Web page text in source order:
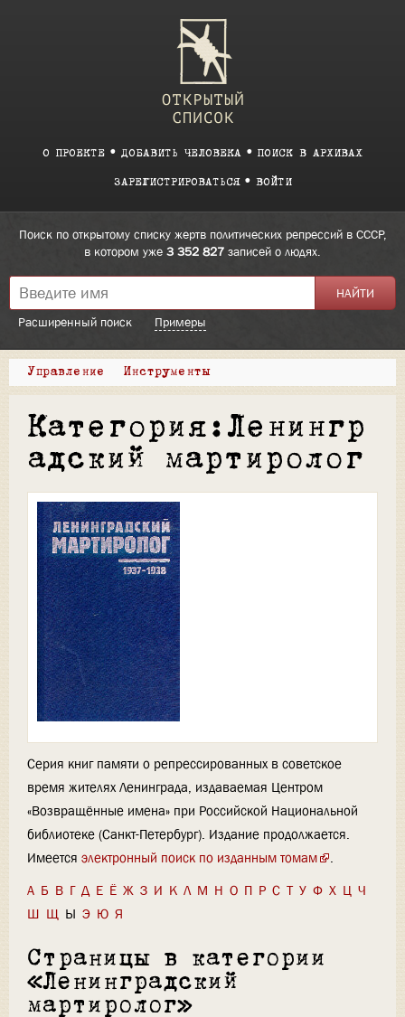
О ПРОЕКТЕ ДОБАВИТЬ ЧЕЛОВЕКА ПОИСК В АРХИВАХ
ЗАРЕГИСТРИРОВАТЬСЯ ВОЙТИ
Поиск по открытому списку жертв политических репрессий в СССР,
в котором уже 3 352 827 записей о людях.
Расширенный поиск Примеры
Управление Инструменты
Категория:Ленингр
адский мартиролог
Серия книг памяти о репрессированных в советское
время жителях Ленинграда, издаваемая Центром
«Возвращённые имена» при Российской Национальной
библиотеке (Санкт-Петербург). Издание продолжается.
Имеется электронный поиск по изданным томам
.
А Б В Г Д Е Ё Ж З И К Л М Н О П Р С Т У Ф Х Ц Ч
Ш Щ Ы Э Ю Я
Страницы в категории
«Ленинградский
мартиролог»